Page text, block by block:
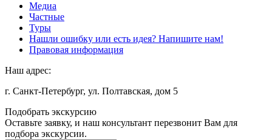
Медиа
Частные
Туры
Нашли ошибку или есть идея? Напишите нам!
Правовая информация
Наш адрес:
г. Санкт-Петербург, ул. Полтавская, дом 5
Подобрать экскурсию
Оставьте заявку, и наш консультант перезвонит Вам для
подбора экскурсии.